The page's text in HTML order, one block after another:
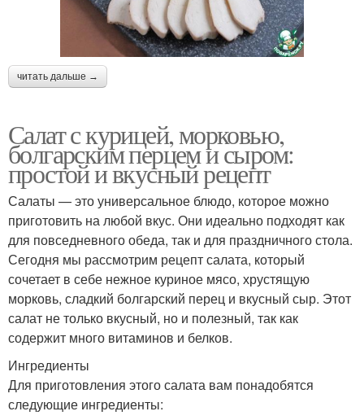
читать дальше →
Салат с курицей, морковью,
болгарским перцем и сыром:
простой и вкусный рецепт
Салаты — это универсальное блюдо, которое можно
приготовить на любой вкус. Они идеально подходят как
для повседневного обеда, так и для праздничного стола.
Сегодня мы рассмотрим рецепт салата, который
сочетает в себе нежное куриное мясо, хрустящую
морковь, сладкий болгарский перец и вкусный сыр. Этот
салат не только вкусный, но и полезный, так как
содержит много витаминов и белков.
Ингредиенты
Для приготовления этого салата вам понадобятся
следующие ингредиенты: